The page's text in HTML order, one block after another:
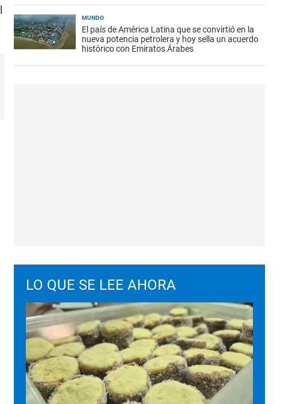
MUNDO
El país de América Latina que se convirtió en la
nueva potencia petrolera y hoy sella un acuerdo
histórico con Emiratos Árabes
LO QUE SE LEE AHORA